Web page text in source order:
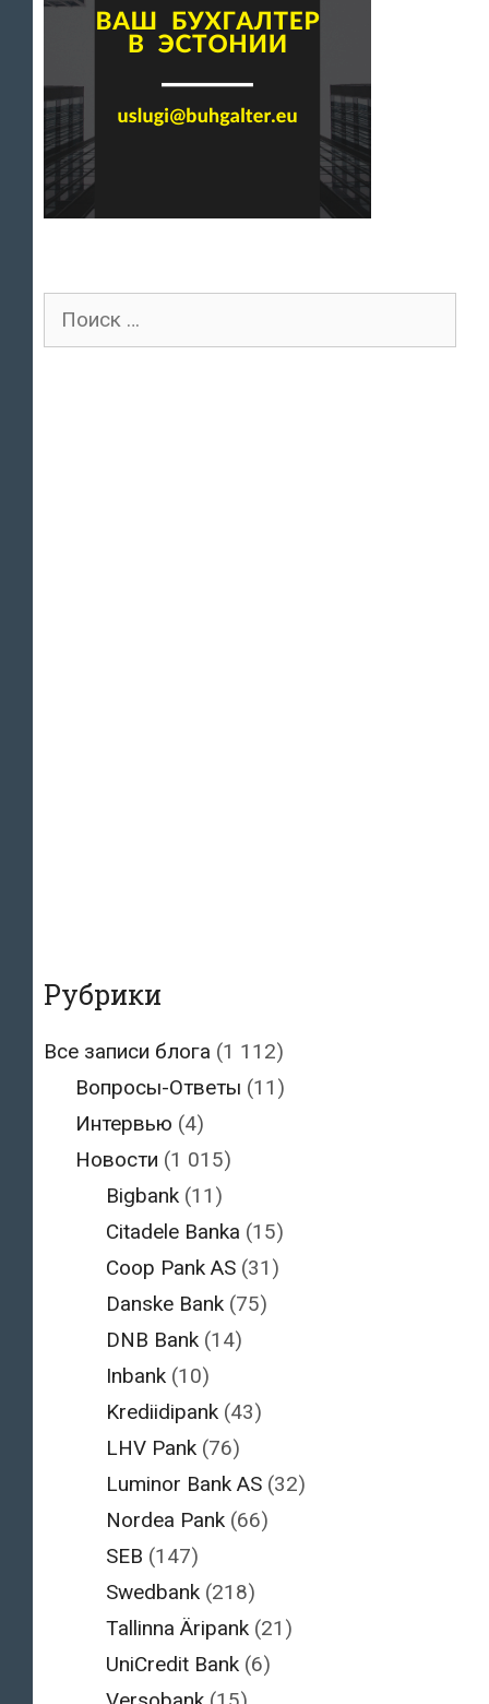
Поиск
Рубрики
Все записи блога (1 112)
Вопросы-Ответы (11)
Интервью (4)
Новости (1 015)
Bigbank (11)
Citadele Banka (15)
Coop Pank AS (31)
Danske Bank (75)
DNB Bank (14)
Inbank (10)
Krediidipank (43)
LHV Pank (76)
Luminor Bank AS (32)
Nordea Pank (66)
SEB (147)
Swedbank (218)
Tallinna Äripank (21)
UniCredit Bank (6)